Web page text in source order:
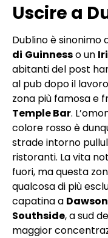
Uscire a
Dublino è sinonimo
di Guinnesso un
abitanti del post
al pub dopo il
zona più famosa e
Temple Bar.
colore rosso è
strade intorno
ristoranti. La vita
fuori, ma questa
qualcosa di più
capatina a
Southside, a sud
maggior